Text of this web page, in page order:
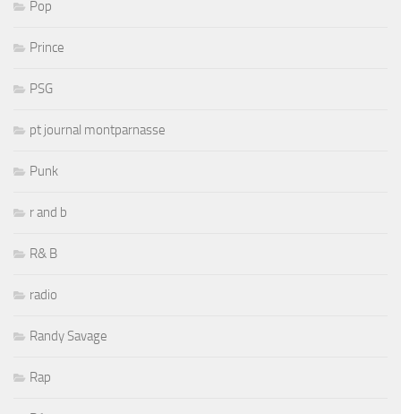
Pop
Prince
PSG
pt journal montparnasse
Punk
r and b
R& B
radio
Randy Savage
Rap